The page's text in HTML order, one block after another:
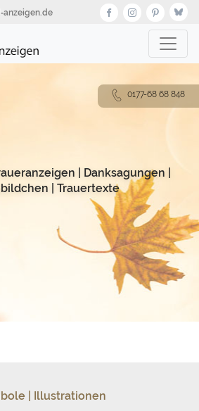
Danksagungen
Trauertexte
| Illustrationen
0177-68 68 848